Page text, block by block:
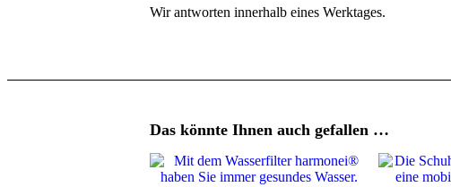
Wir antworten innerhalb eines Werktages.
Das könnte Ihnen auch gefallen …